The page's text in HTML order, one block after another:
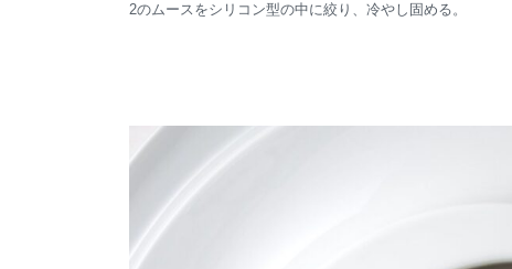
2のムースをシリコン型の中に絞り、冷やし固める。